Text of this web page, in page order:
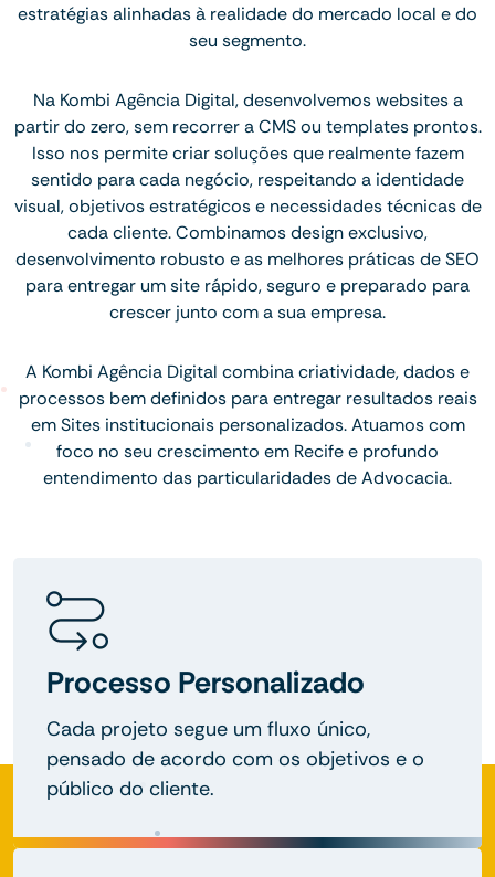
estratégias alinhadas à realidade do mercado local e do
seu segmento.
Na Kombi Agência Digital, desenvolvemos websites a
partir do zero, sem recorrer a CMS ou templates prontos.
Isso nos permite criar soluções que realmente fazem
sentido para cada negócio, respeitando a identidade
visual, objetivos estratégicos e necessidades técnicas de
cada cliente. Combinamos design exclusivo,
desenvolvimento robusto e as melhores práticas de SEO
para entregar um site rápido, seguro e preparado para
crescer junto com a sua empresa.
A Kombi Agência Digital combina criatividade, dados e
processos bem definidos para entregar resultados reais
em Sites institucionais personalizados. Atuamos com
foco no seu crescimento em Recife e profundo
entendimento das particularidades de Advocacia.
Processo Personalizado
Cada projeto segue um fluxo único,
pensado de acordo com os objetivos e o
público do cliente.